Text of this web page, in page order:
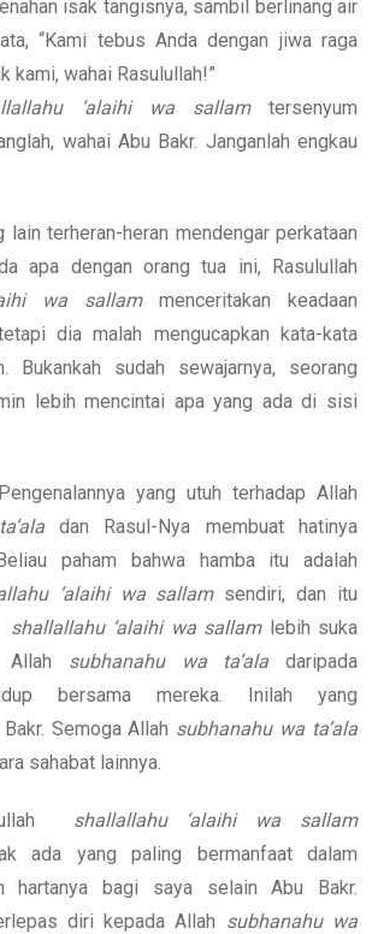
isak tangisnya, sambil berlinang air
“Kami tebus Anda dengan jiwa raga
kami, wahai Rasulullah!”
‘alaihi wa sallamtersenyum
wahai Abu Bakr. Janganlah engkau
lain terheran-heran mendengar perkataan
apa dengan orang tua ini, Rasulullah
wa sallammenceritakan keadaan
dia malah mengucapkan kata-kata
Bukankah sudah sewajarnya, seorang
lebih mencintai apa yang ada di sisi
yang utuh terhadap Allah
dan Rasul-Nya membuat hatinya
paham bahwa hamba itu adalah
‘alaihi wa sallamsendiri, dan itu
shallallahu ‘alaihi wa sallamlebih suka
Allah subhanahu wa ta’ala daripada
bersama mereka. Inilah yang
Semoga Allah subhanahu wa ta’ala
sahabat lainnya.
shallallahu ‘alaihi wa sallam
ada yang paling bermanfaat dalam
hartanya bagi saya selain Abu Bakr.
diri kepada Allah subhanahu wa